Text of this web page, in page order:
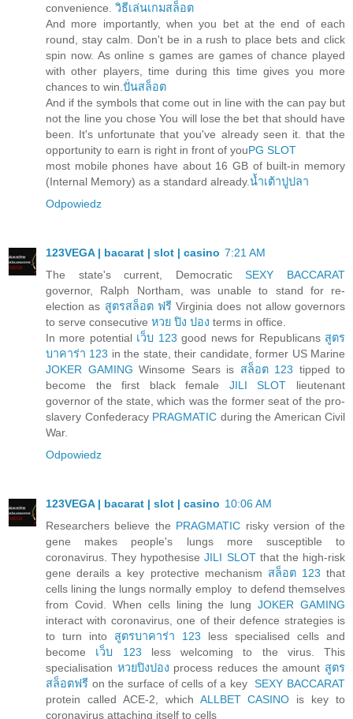
convenience. วิธีเล่นเกมสล็อต
And more importantly, when you bet at the end of each
round, stay calm. Don't be in a rush to place bets and click
spin now. As online s games are games of chance played
with other players, time during this time gives you more
chances to win.ปั่นสล็อต
And if the symbols that come out in line with the can pay but
not the line you chose You will lose the bet that should have
been. It's unfortunate that you've already seen it. that the
opportunity to earn is right in front of youPG SLOT
most mobile phones have about 16 GB of built-in memory
(Internal Memory) as a standard already.น้ำเต้าปูปลา
Odpowiedz
123VEGA | bacarat | slot | casino 7:21 AM
The state's current, DemocraticSEXY BACCARAT
governor, Ralph Northam, was unable to stand for re-
election as สูตรสล็อต ฟรีVirginia does not allow governors
to serve consecutive หวย ปิง ปอง terms in office.
In more potential เว็บ 123 good news for Republicans สูตร
บาคาร่า 123 in the state, their candidate, former US Marine
JOKER GAMING Winsome Sears is สล็อต 123 tipped to
become the first black female JILI SLOT lieutenant
governor of the state, which was the former seat of the pro-
slavery Confederacy PRAGMATIC during the American Civil
War.
Odpowiedz
123VEGA | bacarat | slot | casino 10:06 AM
Researchers believe the PRAGMATIC risky version of the
gene makes people's lungs more susceptible to
coronavirus. They hypothesiseJILI SLOTthat the high-risk
gene derails a key protective mechanism สล็อต 123 that
cells lining the lungs normally employ to defend themselves
from Covid. When cells lining the lungJOKER GAMING
interact with coronavirus, one of their defence strategies is
to turn into สูตรบาคาร่า 123 less specialised cells and
become เว็บ 123 less welcoming to the virus. This
specialisation หวยปิงปอง process reduces the amount สูตร
สล็อตฟรี on the surface of cells of a keySEXY BACCARAT
protein called ACE-2, which ALLBET CASINO is key to
coronavirus attaching itself to cells